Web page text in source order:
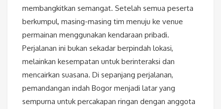
membangkitkan semangat. Setelah semua peserta
berkumpul, masing-masing tim menuju ke venue
permainan menggunakan kendaraan pribadi.
Perjalanan ini bukan sekadar berpindah lokasi,
melainkan kesempatan untuk berinteraksi dan
mencairkan suasana. Di sepanjang perjalanan,
pemandangan indah Bogor menjadi latar yang
sempurna untuk percakapan ringan dengan anggota